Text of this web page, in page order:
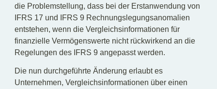
die Problemstellung, dass bei der Erstanwendung von
IFRS 17 und IFRS 9 Rechnungslegungsanomalien
entstehen, wenn die Vergleichsinformationen für
finanzielle Vermögenswerte nicht rückwirkend an die
Regelungen des IFRS 9 angepasst werden.
Die nun durchgeführte Änderung erlaubt es
Unternehmen, Vergleichsinformationen über einen